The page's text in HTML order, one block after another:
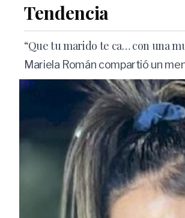
Tendencia
“Que tu marido te ca… con una
Mariela Román compartió un